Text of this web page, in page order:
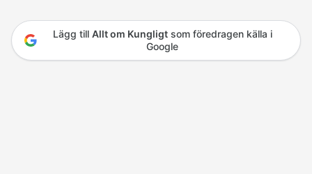
Lägg till Allt om Kungligtsom föredragen källa i
Google